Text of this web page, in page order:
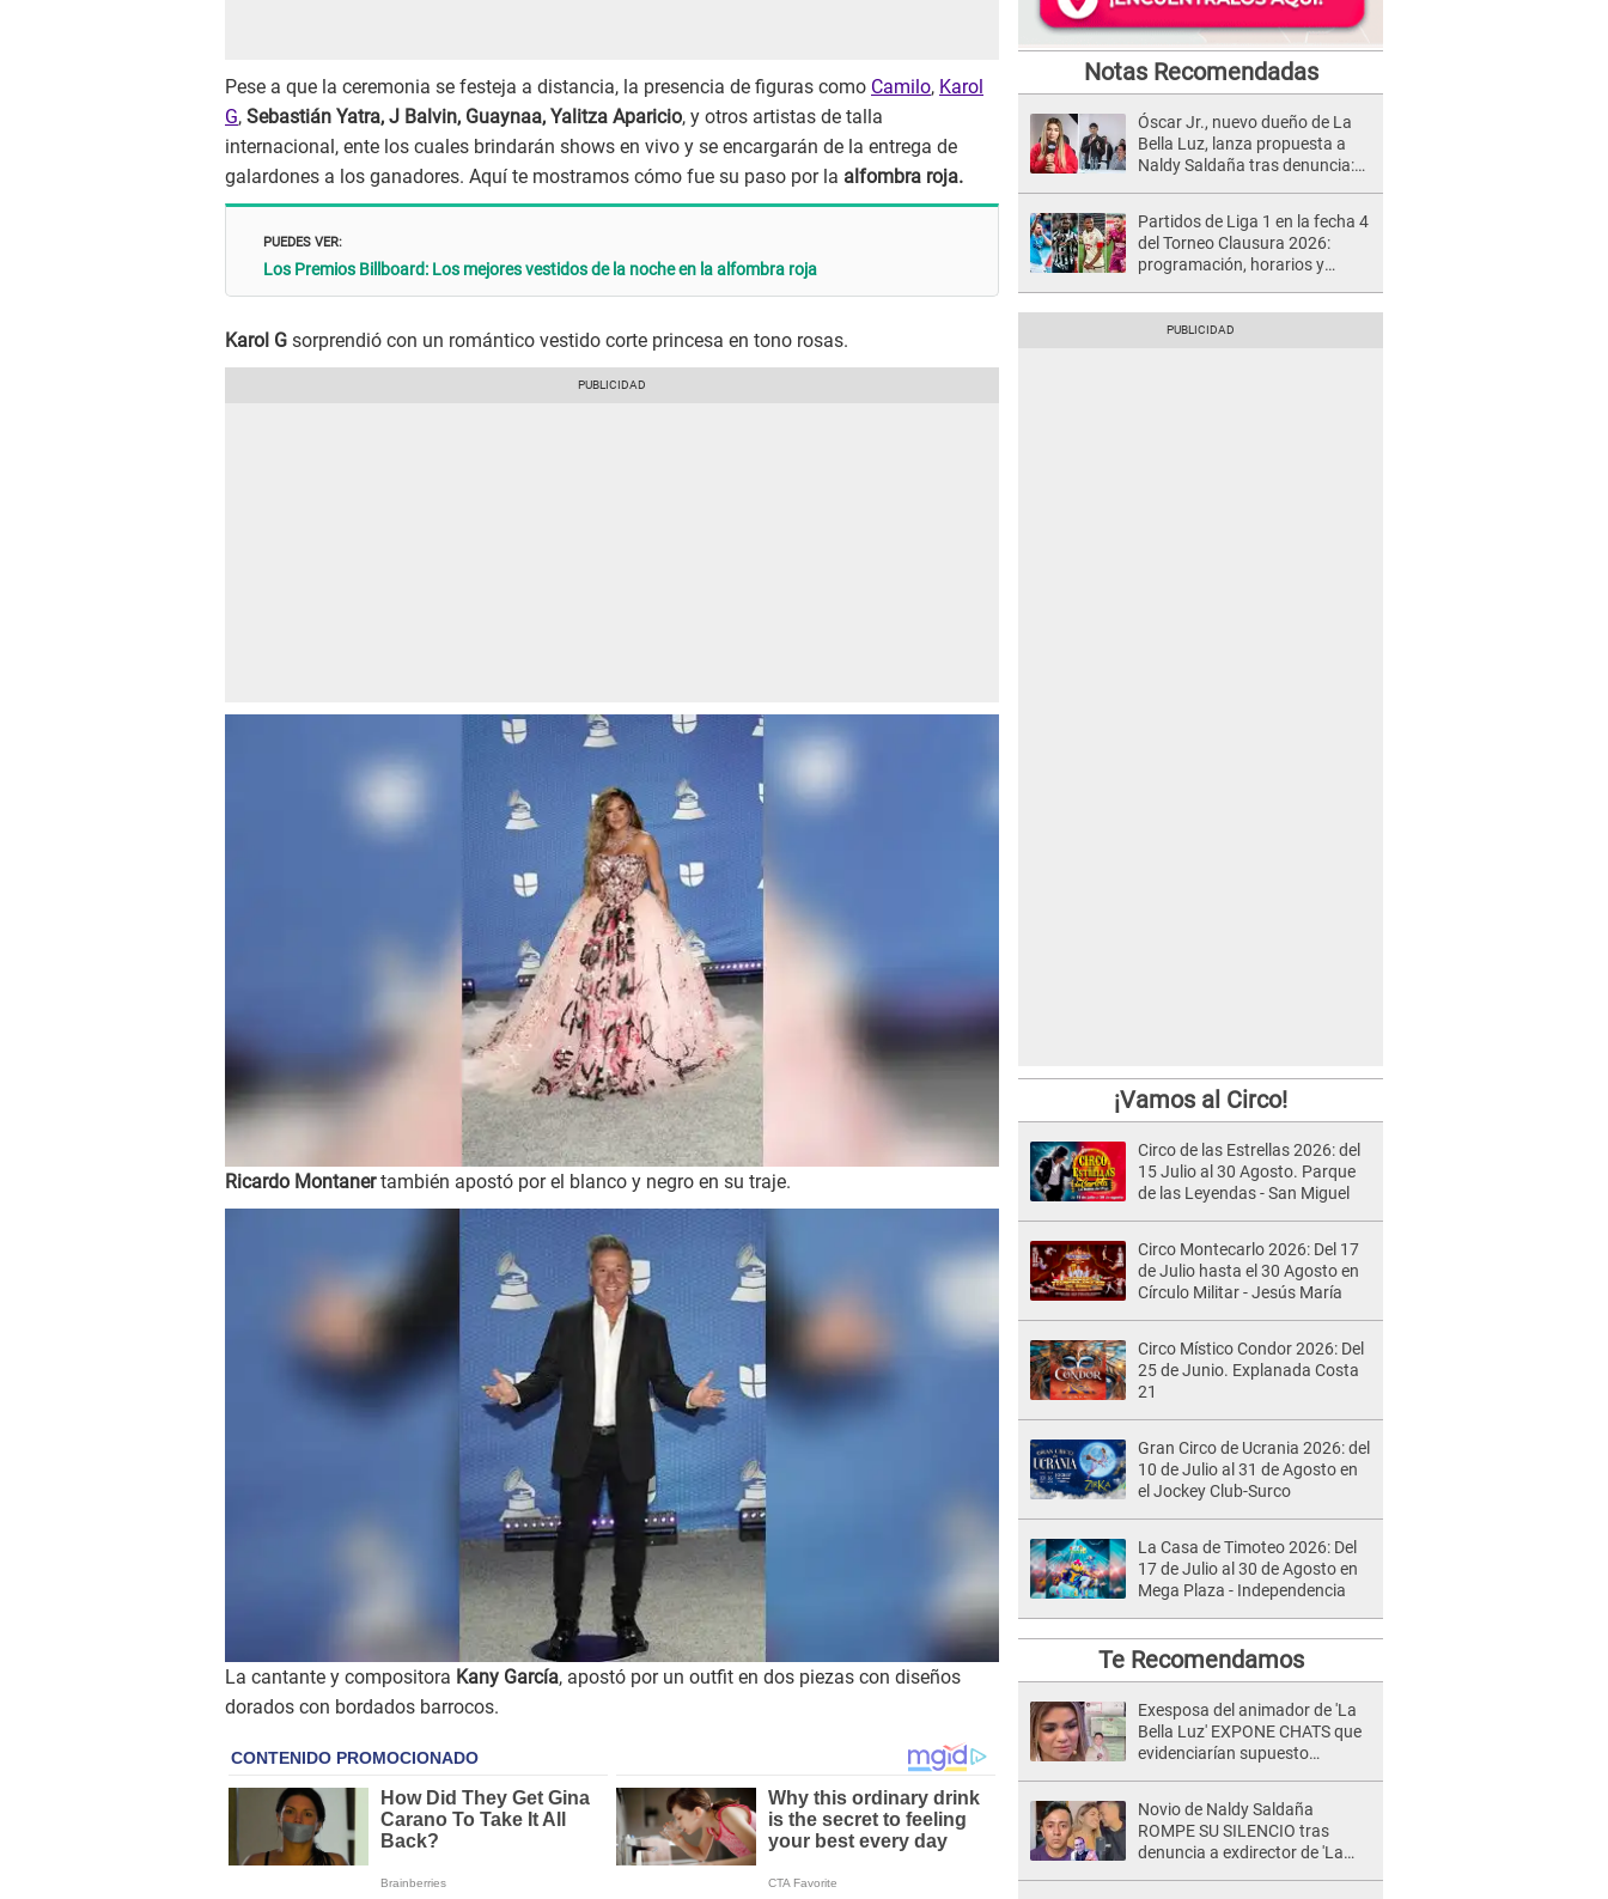
Pese a que la ceremonia se festeja a distancia, la presencia de figuras como Camilo, Karol
G, Sebastián Yatra, J Balvin, Guaynaa, Yalitza Aparicio, y otros artistas de talla
internacional, ente los cuales brindarán shows en vivo y se encargarán de la entrega de
galardones a los ganadores. Aquí te mostramos cómo fue su paso por la alfombra roja.
PUEDES VER:
Los Premios Billboard: Los mejores vestidos de la noche en la alfombra roja
Karol G sorprendió con un romántico vestido corte princesa en tono rosas.
Ricardo Montanertambién apostó por el blanco y negro en su traje.
La cantante y compositora Kany García, apostó por un outfit en dos piezas con diseños
dorados con bordados barrocos.
Notas Recomendadas
Óscar Jr., nuevo dueño de La
Bella Luz, lanza propuesta a
Naldy Saldaña tras denuncia:
Partidos de Liga 1 en la fecha 4
del Torneo Clausura 2026:
programación, horarios y
¡Vamos al Circo!
Circo de las Estrellas 2026: del
15 Julio al 30 Agosto. Parque
de las Leyendas - San Miguel
Circo Montecarlo 2026: Del 17
de Julio hasta el 30 Agosto en
Círculo Militar - Jesús María
Circo Místico Condor 2026: Del
25 de Junio. Explanada Costa
21
Gran Circo de Ucrania 2026: del
10 de Julio al 31 de Agosto en
el Jockey Club-Surco
La Casa de Timoteo 2026: Del
17 de Julio al 30 de Agosto en
Mega Plaza - Independencia
Te Recomendamos
Exesposa del animador de 'La
Bella Luz' EXPONE CHATS que
evidenciarían supuesto
Novio de Naldy Saldaña
ROMPE SU SILENCIO tras
denuncia a exdirector de 'La